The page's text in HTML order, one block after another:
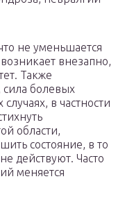
не уменьшается
внезапно,
Также
болевых
в частности
области,
состояние, в то
действуют. Часто
меняется